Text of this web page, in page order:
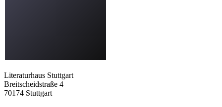
Literaturhaus Stuttgart
Breitscheidstraße 4
70174 Stuttgart